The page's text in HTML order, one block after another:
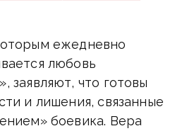
ежедневно
любовь
заявляют, что готовы
и лишения, связанные
боевика. Вера